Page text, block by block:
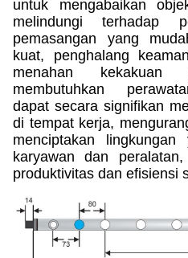
untuk mengabaikan
melindungi terhadap
pemasangan yang
kuat, penghalang
menahan kekakuan
membutuhkan
dapat secara signifikan
di tempat kerja,
menciptakan
karyawan dan
produktivitas dan efisiensi